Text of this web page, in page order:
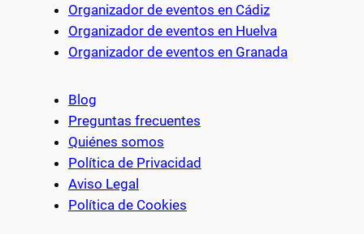
Organizador de eventos en Cádiz
Organizador de eventos en Huelva
Organizador de eventos en Granada
Blog
Preguntas frecuentes
Quiénes somos
Política de Privacidad
Aviso Legal
Política de Cookies